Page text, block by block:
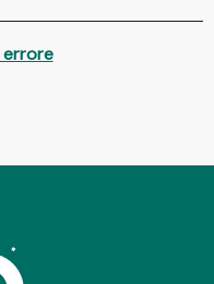
errore